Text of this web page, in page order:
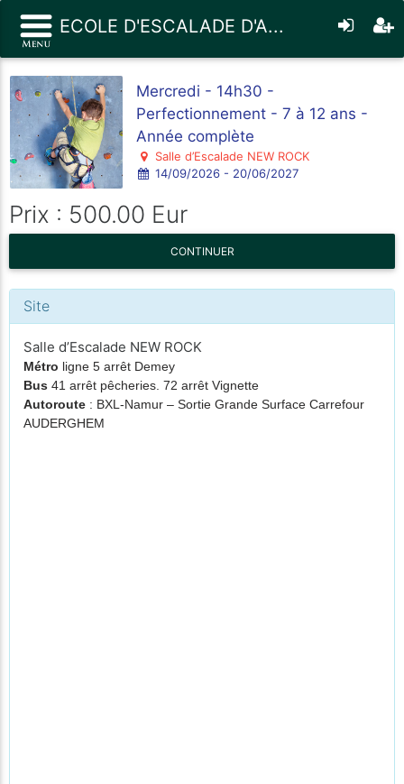
ECOLE D'ESCALADE D'A...
Mercredi - 14h30 -
Perfectionnement - 7 à 12 ans -
Année complète
Salle d’Escalade NEW ROCK
14/09/2026 - 20/06/2027
Prix : 500.00 Eur
CONTINUER
Site
Salle d’Escalade NEW ROCK
Métro ligne 5 arrêt Demey
Bus 41 arrêt pêcheries. 72 arrêt Vignette
Autoroute : BXL-Namur – Sortie Grande Surface Carrefour
AUDERGHEM